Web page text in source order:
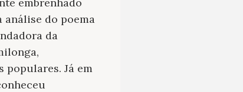
do poema
da
Já em